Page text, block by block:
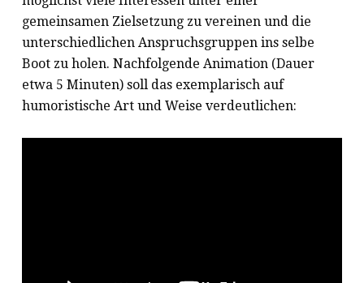
gemeinsamen Zielsetzung zu vereinen und die
unterschiedlichen Anspruchsgruppen ins selbe
Boot zu holen. Nachfolgende Animation (Dauer
etwa 5 Minuten) soll das exemplarisch auf
humoristische Art und Weise verdeutlichen: